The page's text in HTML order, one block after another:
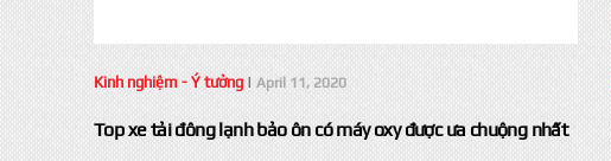
Kinh nghiệm - Ý tưởng | April 11, 2020
Top xe tải đông lạnh bảo ôn có máy oxy được ưa chuộng nhất